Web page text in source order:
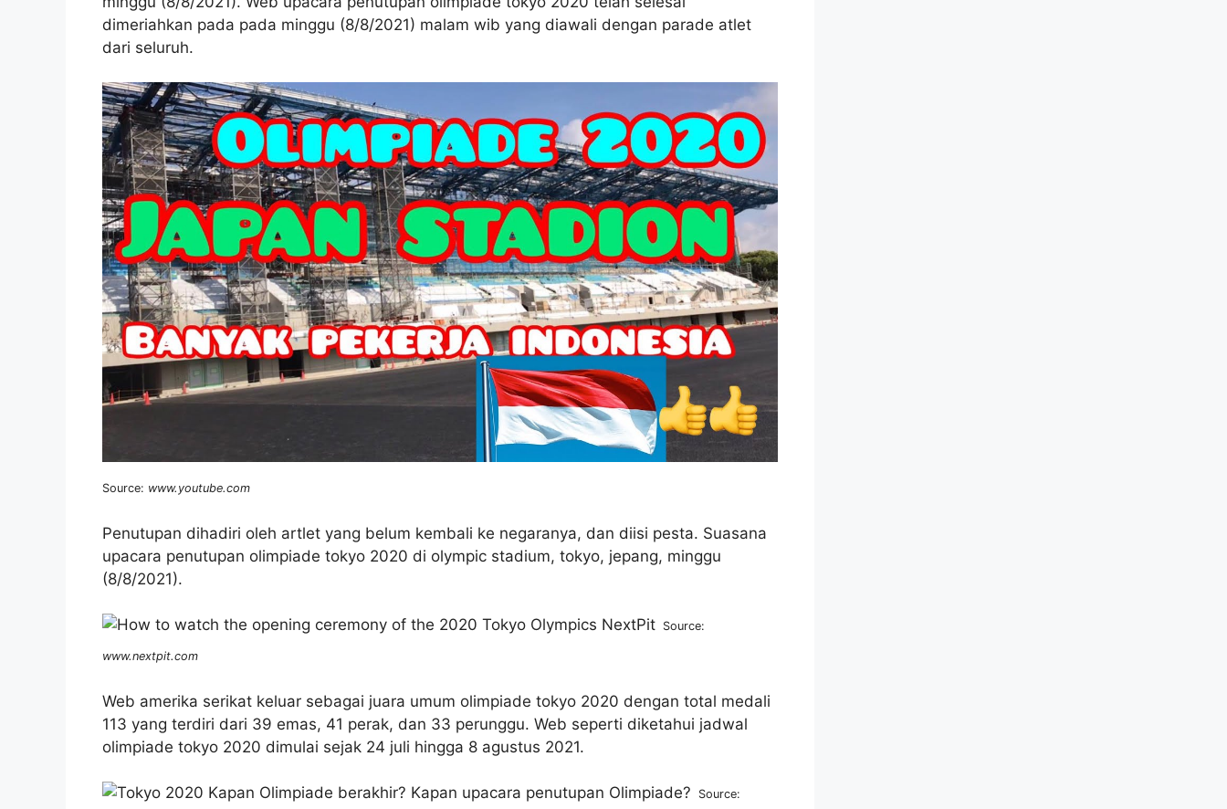
dimeriahkan pada pada minggu (8/8/2021) malam wib yang diawali dengan parade atlet
dari seluruh.
Source: www.youtube.com
Penutupan dihadiri oleh artlet yang belum kembali ke negaranya, dan diisi pesta. Suasana
upacara penutupan olimpiade tokyo 2020 di olympic stadium, tokyo, jepang, minggu
(8/8/2021).
Source:
www.nextpit.com
Web amerika serikat keluar sebagai juara umum olimpiade tokyo 2020 dengan total medali
113 yang terdiri dari 39 emas, 41 perak, dan 33 perunggu. Web seperti diketahui jadwal
olimpiade tokyo 2020 dimulai sejak 24 juli hingga 8 agustus 2021.
Source: